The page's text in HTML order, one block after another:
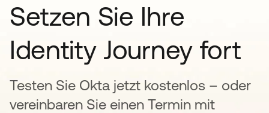
Setzen Sie Ihre
Identity Journey fort
Testen Sie Okta jetzt kostenlos – oder
vereinbaren Sie einen Termin mit